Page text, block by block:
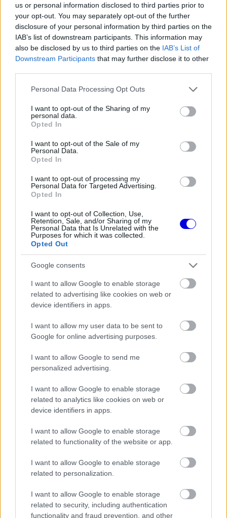
us or personal information disclosed to third parties prior to
your opt-out. You may separately opt-out of the further
disclosure of your personal information by third parties on the
IAB’s list of downstream participants. This information may
also be disclosed by us to third parties on the IAB’s List of
Downstream Participants that may further disclose it to other
Please note that this website/app uses one or more Google
not limited to your visit or usage behaviour. You may click to
grant or deny consent to Google and its third-party tags to
use your data for below specified purposes in below Google
consent section.
Personal Data Processing Opt Outs
I want to opt-out of the Sharing of my
personal data.
Opted In
I want to opt-out of the Sale of my
Personal Data.
Opted In
I want to opt-out of processing my
Personal Data for Targeted Advertising.
Opted In
I want to opt-out of Collection, Use,
Retention, Sale, and/or Sharing of my
Personal Data that Is Unrelated with the
Purposes for which it was collected.
Opted Out
Google consents
I want to allow Google to enable storage
related to advertising like cookies on web or
device identifiers in apps.
I want to allow my user data to be sent to
Google for online advertising purposes.
I want to allow Google to send me
personalized advertising.
I want to allow Google to enable storage
related to analytics like cookies on web or
device identifiers in apps.
I want to allow Google to enable storage
related to functionality of the website or app.
I want to allow Google to enable storage
related to personalization.
I want to allow Google to enable storage
related to security, including authentication
functionality and fraud prevention, and other
otthonában teljesítették a távot. Mazepin a 24-29
éves korosztályban indult, ahol az 1,9 kilométeres
úszást 35 perc 38 másodperc alatt teljesítette,
majd a 96 kilométeres kerékpározást 2 óra 30
perc 47 másodperc alatt fejezte be. A félmaratoni
futótávot pedig 1 óra 46 perc 30 másodperc alatt
abszolválta.
Video
Player
is
This
modal
window.
The media could not be loaded, either because
the server or network failed or because the format
A versenyző összesített ideje 5 óra 39 perc 53
másodperc lett, amivel korosztályában a negyedik
helyet szerezte meg. Ez az eredmény első féltávú
teljesítménynek számít.
EZEKET IS AJÁNLJUK
FORMA-1
A saját protezsáltja állhat Max
Verstappen útjába a jövőben
FORMA-1
Christian Horner lehet a Williams
megmentője